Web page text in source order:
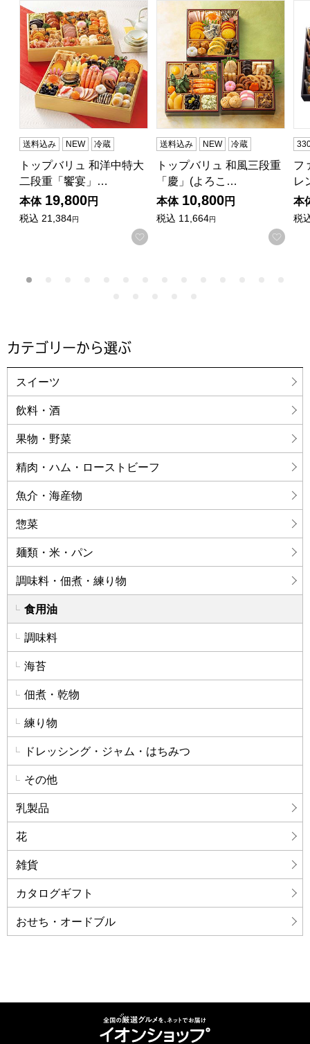
トップバリュ 和洋中特大二段重「饗宴」(きょうえん)【4
送料込み NEW 冷蔵
トップバリュ 和洋中特大
二段重「饗宴」…
本体 19,800円
税込 21,384円
お気に入りに登録する
トップバリュ 和風三段重「
送料込み NEW 冷蔵
トップバリュ 和風三段重
「慶」(よろこ…
本体 10,800円
税込 11,664円
お気
フ
レ
本
税
カテゴリーから選ぶ
スイーツ
飲料・酒
果物・野菜
精肉・ハム・ローストビーフ
魚介・海産物
惣菜
麺類・米・パン
調味料・佃煮・練り物
食用油
調味料
海苔
佃煮・乾物
練り物
ドレッシング・ジャム・はちみつ
その他
乳製品
花
雑貨
カタログギフト
おせち・オードブル